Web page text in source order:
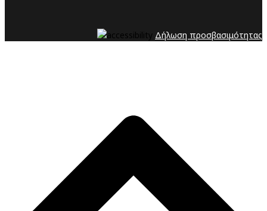
Δήλωση προσβασιμότητας